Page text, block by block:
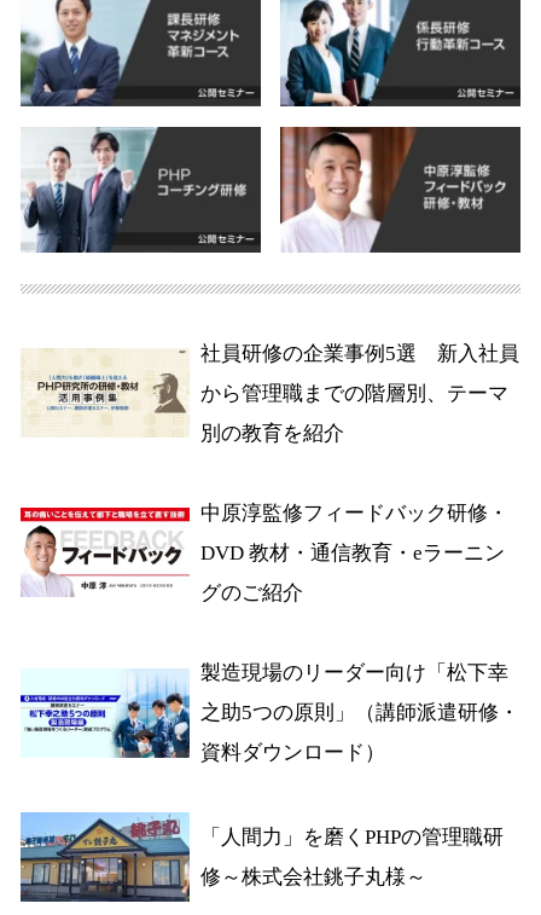
社員研修の企業事例5選 新入社員
から管理職までの階層別、テーマ
別の教育を紹介
中原淳監修フィードバック研修・
DVD 教材・通信教育・eラーニン
グのご紹介
製造現場のリーダー向け「松下幸
之助5つの原則」（講師派遣研修・
資料ダウンロード）
「人間力」を磨くPHPの管理職研
修～株式会社銚子丸様～